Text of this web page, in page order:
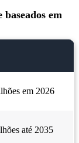
baseados em
em 2026
até 2035